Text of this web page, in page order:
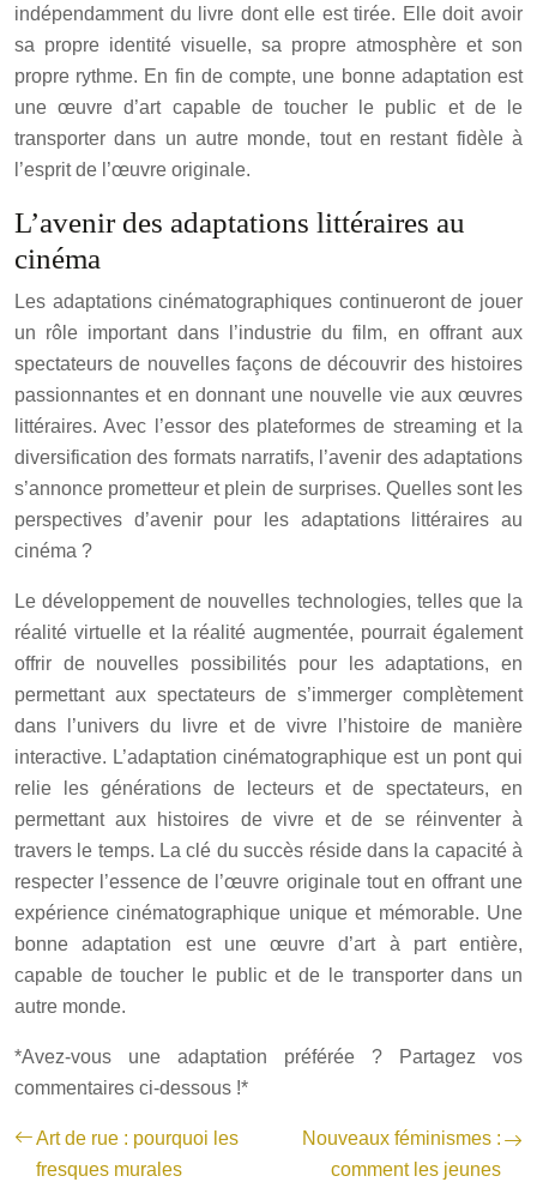
indépendamment du livre dont elle est tirée. Elle doit avoir
sa propre identité visuelle, sa propre atmosphère et son
propre rythme. En fin de compte, une bonne adaptation est
une œuvre d’art capable de toucher le public et de le
transporter dans un autre monde, tout en restant fidèle à
l’esprit de l’œuvre originale.
L’avenir des adaptations littéraires au
cinéma
Les adaptations cinématographiques continueront de jouer
un rôle important dans l’industrie du film, en offrant aux
spectateurs de nouvelles façons de découvrir des histoires
passionnantes et en donnant une nouvelle vie aux œuvres
littéraires. Avec l’essor des plateformes de streaming et la
diversification des formats narratifs, l’avenir des adaptations
s’annonce prometteur et plein de surprises. Quelles sont les
perspectives d’avenir pour les adaptations littéraires au
cinéma ?
Le développement de nouvelles technologies, telles que la
réalité virtuelle et la réalité augmentée, pourrait également
offrir de nouvelles possibilités pour les adaptations, en
permettant aux spectateurs de s’immerger complètement
dans l’univers du livre et de vivre l’histoire de manière
interactive. L’adaptation cinématographique est un pont qui
relie les générations de lecteurs et de spectateurs, en
permettant aux histoires de vivre et de se réinventer à
travers le temps. La clé du succès réside dans la capacité à
respecter l’essence de l’œuvre originale tout en offrant une
expérience cinématographique unique et mémorable. Une
bonne adaptation est une œuvre d’art à part entière,
capable de toucher le public et de le transporter dans un
autre monde.
*Avez-vous une adaptation préférée ? Partagez vos
commentaires ci-dessous !*
Art de rue : pourquoi les
fresques murales
Nouveaux féminismes :
comment les jeunes